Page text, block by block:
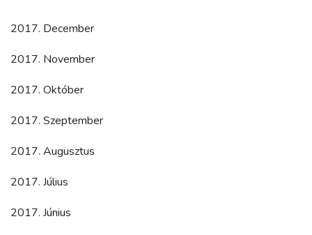
2017. December
2017. November
2017. Október
2017. Szeptember
2017. Augusztus
2017. Július
2017. Június